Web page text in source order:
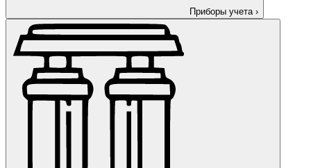
Приборы учета ›